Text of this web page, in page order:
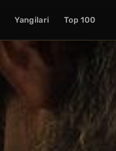
Yangilari Top 100